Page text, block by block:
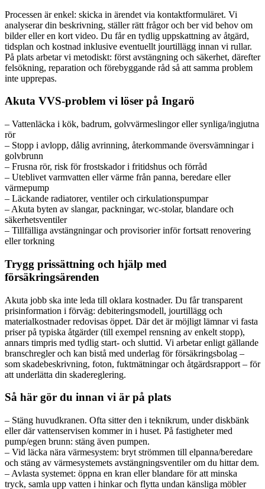
Processen är enkel: skicka in ärendet via kontaktformuläret. Vi
analyserar din beskrivning, ställer rätt frågor och ber vid behov om
bilder eller en kort video. Du får en tydlig uppskattning av åtgärd,
tidsplan och kostnad inklusive eventuellt jourtillägg innan vi rullar.
På plats arbetar vi metodiskt: först avstängning och säkerhet, därefter
felsökning, reparation och förebyggande råd så att samma problem
inte upprepas.
Akuta VVS-problem vi löser på Ingarö
– Vattenläcka i kök, badrum, golvvärmeslingor eller synliga/ingjutna
rör
– Stopp i avlopp, dålig avrinning, återkommande översvämningar i
golvbrunn
– Frusna rör, risk för frostskador i fritidshus och förråd
– Uteblivet varmvatten eller värme från panna, beredare eller
värmepump
– Läckande radiatorer, ventiler och cirkulationspumpar
– Akuta byten av slangar, packningar, wc-stolar, blandare och
säkerhetsventiler
– Tillfälliga avstängningar och provisorier inför fortsatt renovering
eller torkning
Trygg prissättning och hjälp med
försäkringsärenden
Akuta jobb ska inte leda till oklara kostnader. Du får transparent
prisinformation i förväg: debiteringsmodell, jourtillägg och
materialkostnader redovisas öppet. Där det är möjligt lämnar vi fasta
priser på typiska åtgärder (till exempel rensning av enkelt stopp),
annars timpris med tydlig start- och sluttid. Vi arbetar enligt gällande
branschregler och kan bistå med underlag för försäkringsbolag –
som skadebeskrivning, foton, fuktmätningar och åtgärdsrapport – för
att underlätta din skadereglering.
Så här gör du innan vi är på plats
– Stäng huvudkranen. Ofta sitter den i teknikrum, under diskbänk
eller där vattenservisen kommer in i huset. På fastigheter med
pump/egen brunn: stäng även pumpen.
– Vid läcka nära värmesystem: bryt strömmen till elpanna/beredare
och stäng av värmesystemets avstängningsventiler om du hittar dem.
– Avlasta systemet: öppna en kran eller blandare för att minska
tryck, samla upp vatten i hinkar och flytta undan känsliga möbler